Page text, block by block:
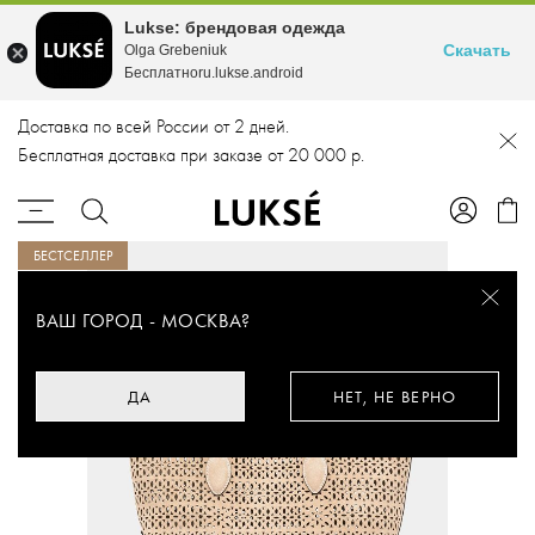
Доставка по всей России от 2 дней.
Бесплатная доставка при заказе от 20 000 р.
ВАШ ГОРОД - МОСКВА?
ДА НЕТ, НЕ ВЕРНО
БЕСТСЕЛЛЕР
Lukse: брендовая одежда
Olga Grebeniuk
Бесплатноru.lukse.android
Скачать